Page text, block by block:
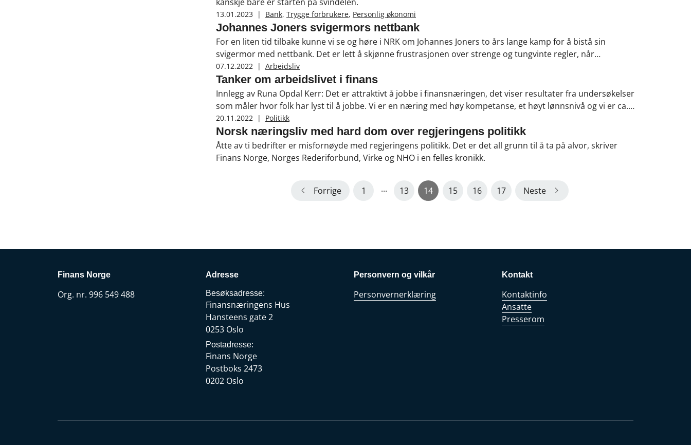
13.01.2023 | Bank, Trygge forbrukere, Personlig økonomi
Johannes Joners svigermors nettbank
For en liten tid tilbake kunne vi se og høre i NRK om Johannes Joners to års lange kamp for å bistå sin
svigermor med nettbank. Det er lett å skjønne frustrasjonen over strenge og tungvinte regler, når
intensjonene er så gode. Man vil jo så gjerne hjelpe sine nærmeste. Heldigvis finnes det gode løsninger i
banken, og det er det viktig at disse gode hjelperne får informasjon om!
07.12.2022 | Arbeidsliv
Tanker om arbeidslivet i finans
Innlegg av Runa Opdal Kerr: Det er attraktivt å jobbe i finansnæringen, det viser resultater fra undersøkelser
som måler hvor folk har lyst til å jobbe. Vi er en næring med høy kompetanse, et høyt lønnsnivå og vi er ca.
halvparten menn og kvinner. Tilbakemeldingene Finans Norge får, viser at det er høy grad av tillit mellom
arbeidsgiverne og arbeidstakerne. Med andre ord, i finansnæringen er det godt å være – for de fleste. Så er
det som overalt ellers ting som kan forbedres.
20.11.2022 | Politikk
Norsk næringsliv med hard dom over regjeringens politikk
Åtte av ti bedrifter er misfornøyde med regjeringens politikk. Det er det all grunn til å ta på alvor, skriver
Finans Norge, Norges Rederiforbund, Virke og NHO i en felles kronikk.
Forrige 1 ... 13 14 15 16 17 Neste
Finans Norge
Org. nr. 996 549 488
Adresse
Besøksadresse:
Finansnæringens Hus
Hansteens gate 2
0253 Oslo
Postadresse:
Finans Norge
Postboks 2473
0202 Oslo
Personvern og vilkår
Personvernerklæring
Kontakt
Kontaktinfo
Ansatte
Presserom